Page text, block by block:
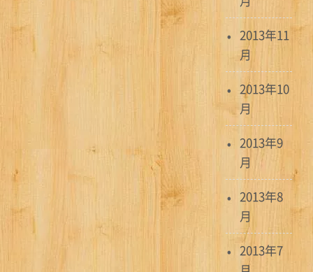
2013年11
月
2013年10
月
2013年9
月
2013年8
月
2013年7